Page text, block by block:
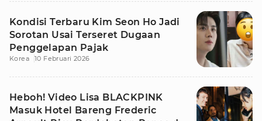
Kondisi Terbaru Kim Seon Ho Jadi
Sorotan Usai Terseret Dugaan
Penggelapan Pajak
Korea 10 Februari 2026
Heboh! Video Lisa BLACKPINK
Masuk Hotel Bareng Frederic